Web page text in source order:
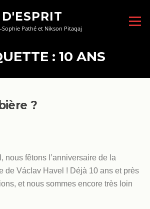
Pathé et Nikson Pitaqaj
Menu
: 10 ANS
?
nous fêtons l’anniversaire de la
de Václav Havel ! Déjà 10 ans et près
et nous sommes encore très loin